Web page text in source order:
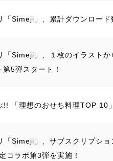
Simeji」、累計ダウンロード
「Simeji」、１枚のイラスト
5弾スタート！
!! 「理想のおせち料理TOP 10」
「Simeji」、サブスクリプシ
コラボ第3弾を実施！